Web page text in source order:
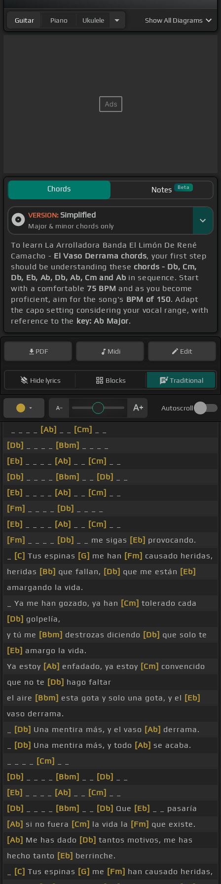
Guitar Piano Ukulele ShowAll Diagrams
Chords Notes Beta
VERSION: Simplified
Major & minor chords only
To learn La Arrolladora Banda El Limón De René
Camacho - El Vaso Derrama chords, your first step
should be understanding these chords - Db, Cm,
Db, Eb, Ab, Db, Ab, Cm and Ab in sequence. Start
with a comfortable 75 BPM and as you become
proficient, aim for the song's BPM of 150. Adapt
the capo setting considering your vocal range, with
reference to the key: Ab Major.
PDF Midi Edit
Hide lyrics Blocks Traditional
Autoscroll
[Ab] [Cm]
[Db]
[Bbm]
[Eb]
[Ab] [Cm]
[Db]
[Bbm] [Db]
[Eb]
[Ab] [Cm]
[Fm]
[Db]
[Eb]
[Ab] [Cm]
[Fm]
[Db] _ _ me sigas [Eb] provocando.
[C] Tus espinas [G] me han [Fm] causado heridas,
heridas [Bb] que fallan, [Db] que me están [Eb]
amargando la vida.
_ Ya me han gozado, ya han [Cm] tolerado cada
[Db] golpelía,
y tú me [Bbm] destrozas diciendo [Db] que solo te
[Eb] amargo la vida.
Ya estoy [Ab] enfadado, ya estoy [Cm] convencido
que no te [Db] hago faltar
el aire [Bbm] esta gota y solo una gota, y el [Eb]
vaso derrama.
[Db] Una mentira más, y el vaso [Ab] derrama.
[Db] Una mentira más, y todo [Ab] se acaba.
[Cm]
[Db]
[Bbm] [Db]
[Eb]
[Ab] [Cm]
[Db]
[Bbm] [Db] Que [Eb]
_ _ pasaría
[Ab] si no fuera [Cm] la vida la [Fm] que existe.
[Ab] Me has dado [Db] tantos motivos, me has
hecho tanto [Eb] berrinche.
[C] Tus espinas [G] me [Fm] han causado heridas,